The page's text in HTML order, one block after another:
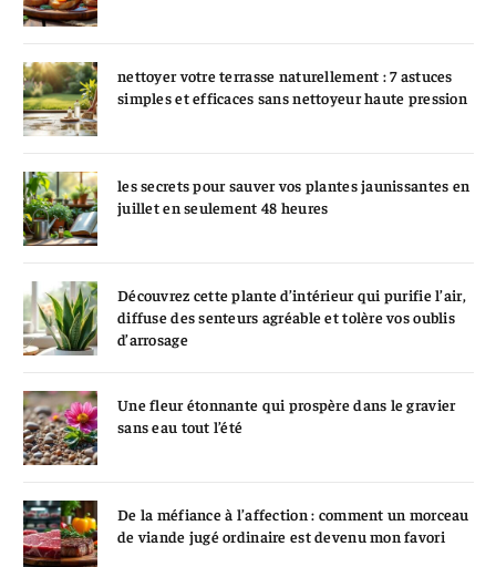
nettoyer votre terrasse naturellement : 7 astuces
simples et efficaces sans nettoyeur haute pression
les secrets pour sauver vos plantes jaunissantes en
juillet en seulement 48 heures
Découvrez cette plante d’intérieur qui purifie l’air,
diffuse des senteurs agréable et tolère vos oublis
d’arrosage
Une fleur étonnante qui prospère dans le gravier
sans eau tout l’été
De la méfiance à l’affection : comment un morceau
de viande jugé ordinaire est devenu mon favori